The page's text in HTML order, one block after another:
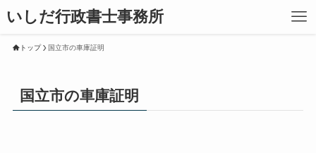
いしだ行政書士事務所
トップ 国立市の車庫証明
国立市の車庫証明